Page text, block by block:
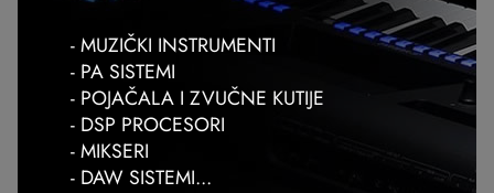
- MUZIČKI INSTRUMENTI
- PA SISTEMI
- POJAČALA I ZVUČNE KUTIJE
- DSP PROCESORI
- MIKSERI
- DAW SISTEMI...